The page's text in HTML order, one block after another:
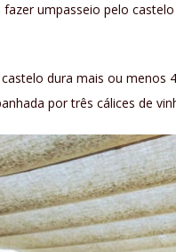
umpasseio pelo
dura mais ou menos
por três cálices de